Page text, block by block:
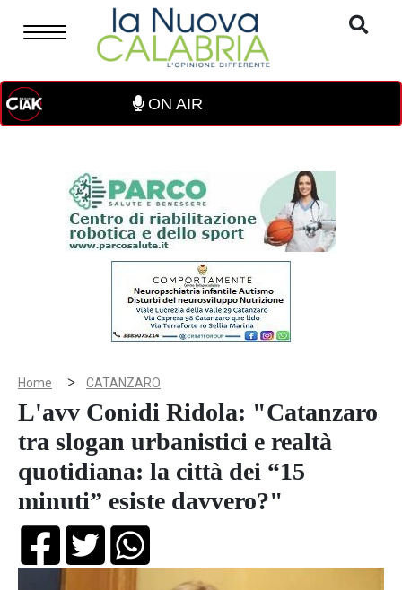
ON AIR
Home > CATANZARO
L'avv Conidi Ridola: "Catanzaro
tra slogan urbanistici e realtà
quotidiana: la città dei “15
minuti” esiste davvero?"